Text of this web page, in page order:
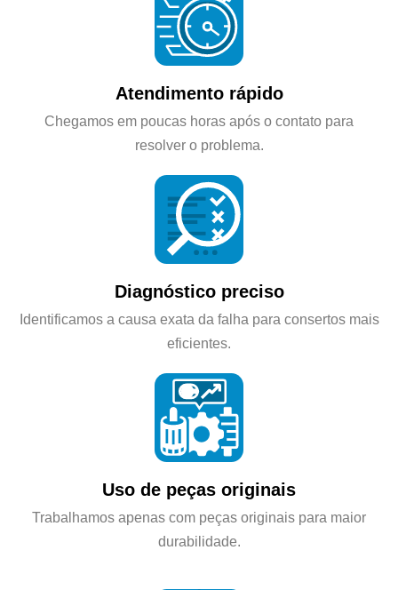
Atendimento rápido
Chegamos em poucas horas após o contato para
resolver o problema.
Diagnóstico preciso
Identificamos a causa exata da falha para consertos mais
eficientes.
Uso de peças originais
Trabalhamos apenas com peças originais para maior
durabilidade.